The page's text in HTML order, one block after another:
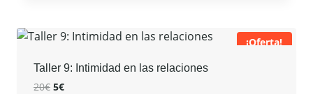
¡Oferta!
Taller 9: Intimidad en las relaciones
20€ El
5€El